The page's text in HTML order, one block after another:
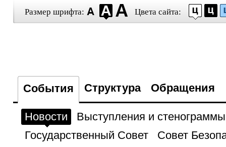
Размер шрифта: Цвета сайта:
События Структура Обращения
Новости
Выступления и стенограммы
Государственный Совет
Совет